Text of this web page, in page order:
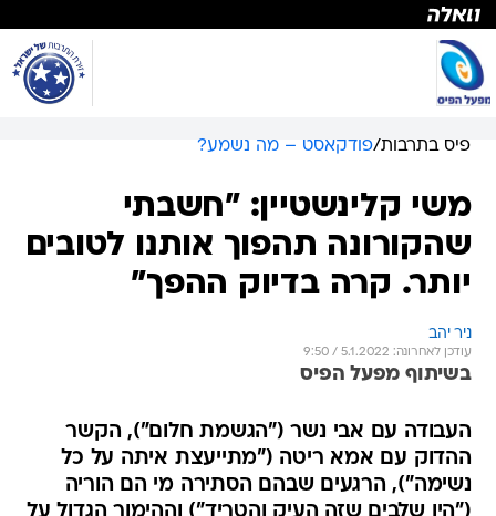
פיס בתרבות/פודקאסט – מה נשמע?
משי קלינשטיין: "חשבתי
שהקורונה תהפוך אותנו לטובים
יותר. קרה בדיוק ההפך"
ניר יהב
עודכן לאחרונה: 5.1.2022 / 9:50
בשיתוף מפעל הפיס
העבודה עם אבי נשר ("הגשמת חלום"), הקשר
ההדוק עם אמא ריטה ("מתייעצת איתה על כל
נשימה"), הרגעים שבהם הסתירה מי הם הוריה